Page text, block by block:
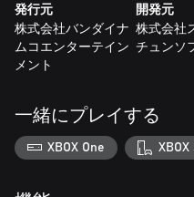
【プレイヤー自身が新たなヒー
メインモードでは、プレイヤ
ーを操作してヒーロー協会の
怪人や犯罪者とのバトルなど
を上げてS級ヒーローを目指そ
オンラインロビー上では、世
能。
発行元
株式会社バンダイナ
ムコエンターテイン
メント
開発元
株式会社
チュンソ
一緒にプレイする
XBOX One